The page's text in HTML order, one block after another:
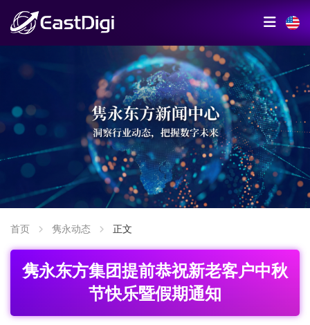
首页 隽永动态 正文
隽永东方集团提前恭祝新老客户中秋
节快乐暨假期通知